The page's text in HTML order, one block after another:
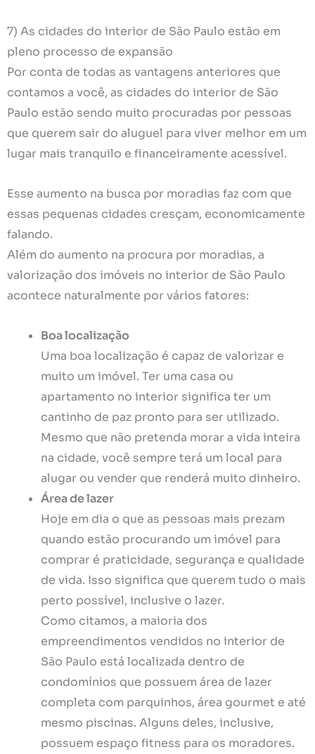
7) As cidades do interior de São Paulo estão em
pleno processo de expansão
Por conta de todas as vantagens anteriores que
contamos a você, as cidades do interior de São
Paulo estão sendo muito procuradas por pessoas
que querem sair do aluguel para viver melhor em um
lugar mais tranquilo e financeiramente acessível.
Esse aumento na busca por moradias faz com que
essas pequenas cidades cresçam, economicamente
falando.
Além do aumento na procura por moradias, a
valorização dos imóveis no interior de São Paulo
acontece naturalmente por vários fatores:
Boa localização
Uma boa localização é capaz de valorizar e
muito um imóvel. Ter uma casa ou
apartamento no interior significa ter um
cantinho de paz pronto para ser utilizado.
Mesmo que não pretenda morar a vida inteira
na cidade, você sempre terá um local para
alugar ou vender que renderá muito dinheiro.
Área de lazer
Hoje em dia o que as pessoas mais prezam
quando estão procurando um imóvel para
comprar é praticidade, segurança e qualidade
de vida. Isso significa que querem tudo o mais
perto possível, inclusive o lazer.
Como citamos, a maioria dos
empreendimentos vendidos no interior de
São Paulo está localizada dentro de
condomínios que possuem área de lazer
completa com parquinhos, área gourmet e até
mesmo piscinas. Alguns deles, inclusive,
possuem espaço fitness para os moradores.